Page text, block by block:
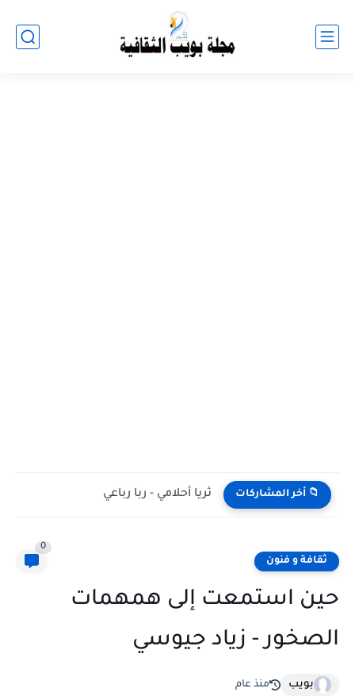
📁 أخر المشاركات ثريا أحلامي - ربا رباعي
ثقافة و فنون
0
حين استمعت إلى همهمات
الصخور - زياد جيوسي
بويب منذ عام